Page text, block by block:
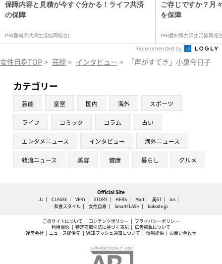
保障内容と見積が今すぐ分かる！ライフ共済
の保障
PR(愛知県共済生活協同組合)
ご存じですか？月
を保障
PR(愛知県共済生活協同組
Recommended by
女性自身TOP > 芸能 > インタビュー > 「声がすてき」小泉今日子
カテゴリー
芸能 皇室 国内 海外 スポーツ
ライフ コミック コラム 占い
エンタメニュース インタビュー 海外ニュース
韓流ニュース 美容 健康 暮らし グルメ
Official Site
JJ CLASSY. VERY STORY HERS Mart 美ST
bis
和食スタイル
女性自身 SmartFLASH kokode.jp
このサイトについて コンテンツポリシー
プライバシーポリシー
利用規約
特定商取引法に基づく表記
広告掲載について
運営会社
ニュース提供先 WEBプッシュ通知について 情報提供 お問い合わせ